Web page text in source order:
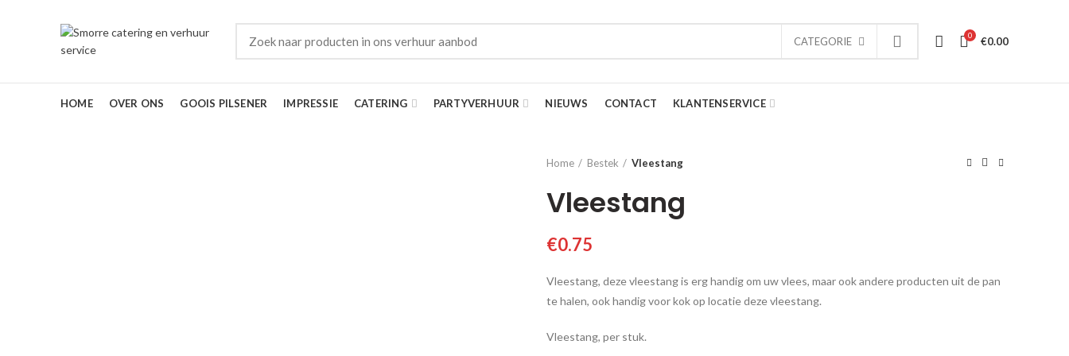
CATEGORIE 0 €0.00
HOME OVER ONS GOOIS PILSENER IMPRESSIE CATERING PARTYVERHUUR NIEUWS CONTACT KLANTENSERVICE
Home Bestek Vleestang
Vleestang
€0.75
Vleestang, deze vleestang is erg handig om uw vlees, maar ook andere producten uit de pan
te halen, ook handig voor kok op locatie deze vleestang.
Vleestang, per stuk.